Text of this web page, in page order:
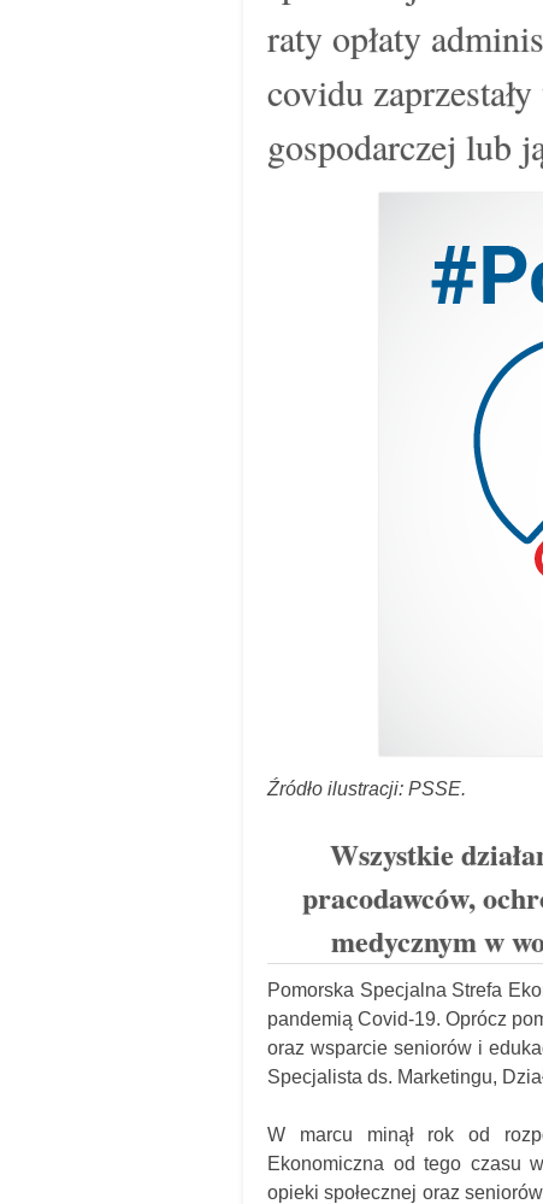
raty opłaty
covidu
gospodarczej lub
Źródło ilustracji: PSSE.
Wszystkie
pracodawców,
medycznym w
Pomorska Specjalna Strefa
pandemią Covid-19. Oprócz
oraz wsparcie seniorów i
Specjalista ds. Marketingu,
W marcu minął rok od
Ekonomiczna od tego czasu
opieki społecznej oraz